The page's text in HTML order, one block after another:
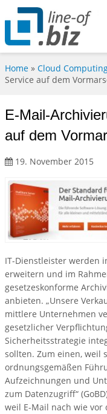
Home » Cloud
Service auf dem
E-Mail-
auf dem
19. November 2015
IT-Dienstleister werden
erweitern und im
gesetzeskonforme
anbieten. „Unsere
mittlere Unternehmen
gesetzlicher
Sicherheitsstrategie
sollten. Zum einen, weil
ordnungsgemäßen
Aufzeichnungen und
zum Datenzugriff“
weil E-Mail nach wie